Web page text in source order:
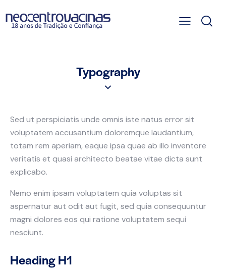
Typography
Sed ut perspiciatis unde omnis iste natus error sit
voluptatem accusantium doloremque laudantium,
totam rem aperiam, eaque ipsa quae ab illo inventore
veritatis et quasi architecto beatae vitae dicta sunt
explicabo.
Nemo enim ipsam voluptatem quia voluptas sit
aspernatur aut odit aut fugit, sed quia consequuntur
magni dolores eos qui ratione voluptatem sequi
nesciunt.
Heading H1